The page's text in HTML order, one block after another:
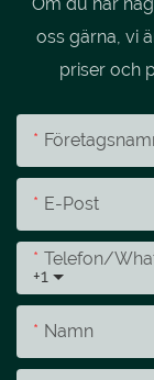
oss gärna, vi
priser och
E-Post
+1
Telefon/
Namn